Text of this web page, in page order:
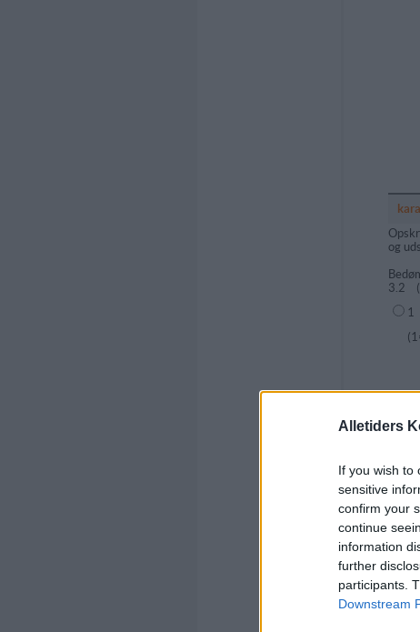
Alletiders
If you wish to
sensitive
confirm your
continue
information
further
participants.
Downstream
og
3.2 (
1